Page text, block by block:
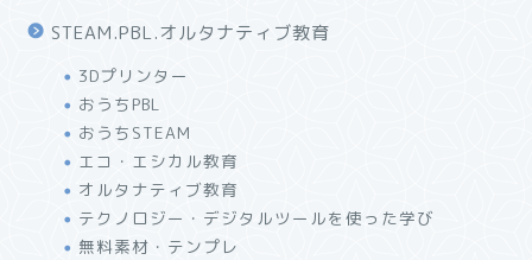
STEAM.PBL.オルタナティブ教育
3Dプリンター
おうちPBL
おうちSTEAM
エコ・エシカル教育
オルタナティブ教育
テクノロジー・デジタルツールを使った学び
無料素材・テンプレ